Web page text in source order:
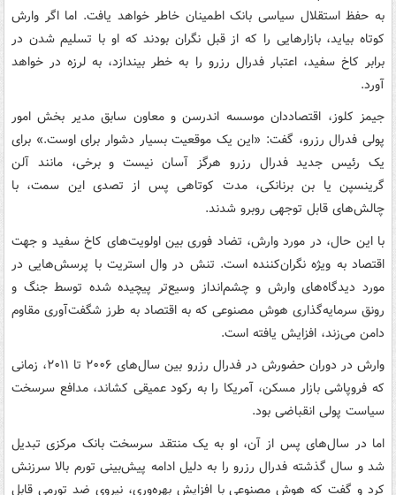
به حفظ استقلال سیاسی بانک اطمینان خاطر خواهد یافت. اما اگر وارش
کوتاه بیاید، بازارهایی را که از قبل نگران بودند که او با تسلیم شدن در
برابر کاخ سفید، اعتبار فدرال رزرو را به خطر بیندازد، به لرزه در خواهد
آورد.
جیمز کلوز، اقتصاددان موسسه اندرسن و معاون سابق مدیر بخش امور
پولی فدرال رزرو، گفت: «این یک موقعیت بسیار دشوار برای اوست.» برای
یک رئیس جدید فدرال رزرو هرگز آسان نیست و برخی، مانند آلن
گرینسپن یا بن برنانکی، مدت کوتاهی پس از تصدی این سمت، با
چالش‌های قابل توجهی روبرو شدند.
با این حال، در مورد وارش، تضاد فوری بین اولویت‌های کاخ سفید و جهت
اقتصاد به ویژه نگران‌کننده است. تنش در وال استریت با پرسش‌هایی در
مورد دیدگاه‌های وارش و چشم‌انداز وسیع‌تر پیچیده شده توسط جنگ و
رونق سرمایه‌گذاری هوش مصنوعی که به اقتصاد به طرز شگفت‌آوری مقاوم
دامن می‌زند، افزایش یافته است.
وارش در دوران حضورش در فدرال رزرو بین سال‌های ۲۰۰۶ تا ۲۰۱۱، زمانی
که فروپاشی بازار مسکن، آمریکا را به رکود عمیقی کشاند، مدافع سرسخت
سیاست پولی انقباضی بود.
اما در سال‌های پس از آن، او به یک منتقد سرسخت بانک مرکزی تبدیل
شد و سال گذشته فدرال رزرو را به دلیل ادامه پیش‌بینی تورم بالا سرزنش
کرد و گفت که هوش مصنوعی با افزایش بهره‌وری، نیروی ضد تورمی قابل